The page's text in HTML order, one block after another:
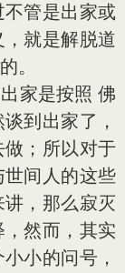
管是出家或
就是解脱道
。
家是按照 佛
到出家了，
；所以对于
间人的这些
，那么寂灭
然而，其实
小的问号，